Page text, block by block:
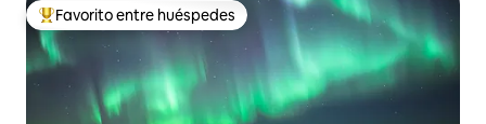
Favorito entre huéspedes preferido
Favorito entre huéspedes